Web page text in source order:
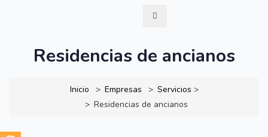
Residencias de ancianos
Inicio Empresas Servicios >
Residencias de ancianos